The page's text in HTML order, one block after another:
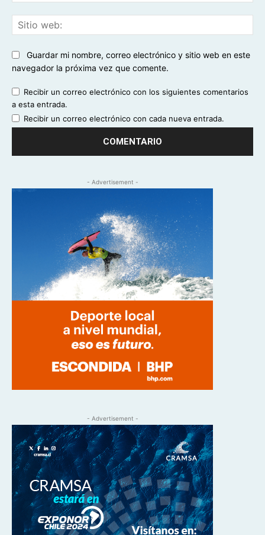
Guardar mi nombre, correo electrónico y sitio web en este
navegador la próxima vez que comente.
Recibir un correo electrónico con los siguientes comentarios
a esta entrada.
Recibir un correo electrónico con cada nueva entrada.
- Advertisement -
- Advertisement -